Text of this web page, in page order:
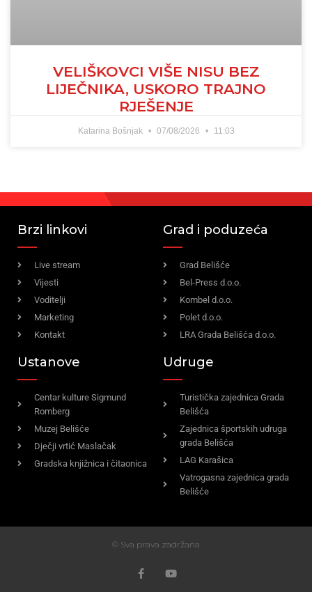
VELIŠKOVCI VIŠE NISU BEZ
LIJEČNIKA, USKORO TRAJNO
RJEŠENJE
Katarina Bošnjak 07/08/2026 11:03
Brzi linkovi
Live stream
Vijesti
Voditelji
Marketing
Kontakt
Grad i poduzeća
Grad Belišće
Bel-Press d.o.o.
Kombel d.o.o.
Polet d.o.o.
LRA Grada Belišća d.o.o.
Ustanove
Centar kulture Sigmund
Romberg
Muzej Belišće
Dječji vrtić Maslačak
Gradska knjižnica i čitaonica
Udruge
Turistička zajednica Grada
Belišća
Zajednica športskih udruga
grada Belišća
LAG Karašica
Vatrogasna zajednica grada
Belišće
© Sva prava zadržana